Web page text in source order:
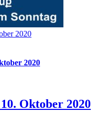
2020
2020
Oktober 2020